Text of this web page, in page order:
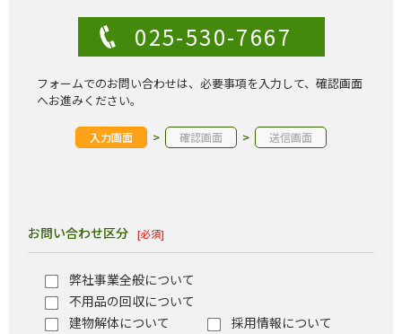
025-530-7667
フォームでのお問い合わせは、必要事項を入力して、確認画面
へお進みください。
入力画面 > 確認画面 > 送信画面
お問い合わせ区分 [必須]
弊社事業全般について
不用品の回収について
建物解体について
採用情報について